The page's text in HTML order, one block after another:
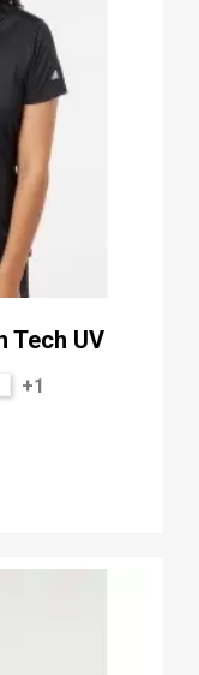
Tech UV
+1